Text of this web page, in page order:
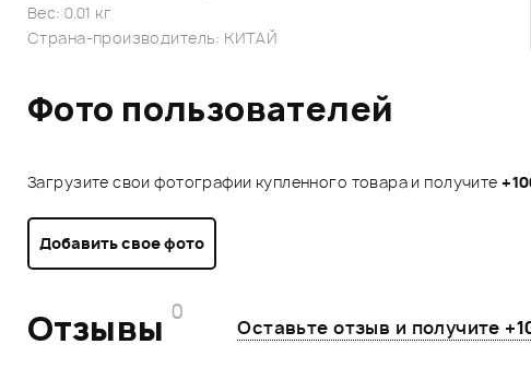
Вес: 0.01 кг
Страна-производитель: КИТАЙ
Фото пользователей
Загрузите свои фотографии купленного товара и получите
Добавить свое фото
Отзывы 0
Оставьте отзыв и получите